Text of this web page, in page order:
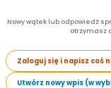
Nowy wątek lub odpowiedź
otrzymasz
Zaloguj się i napisz coś
Utwórz nowy wpis (w